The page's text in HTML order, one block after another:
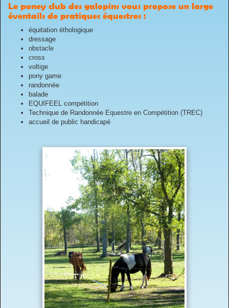
Le poney club des galopins vous propose un large
éventails de pratiques équestres :
équitation éthologique
dressage
obstacle
cross
voltige
pony game
randonnée
balade
EQUIFEEL compétition
Technique de Randonnée Equestre en Compétition (TREC)
accueil de public handicapé